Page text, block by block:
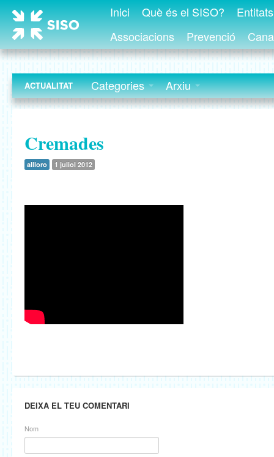
Inici Què és el SISO?
Associacions
Prevenció
ACTUALITAT Categories Arxiu
Cremades
allloro 1 juliol 2012
DEIXA EL TEU COMENTARI
Nom